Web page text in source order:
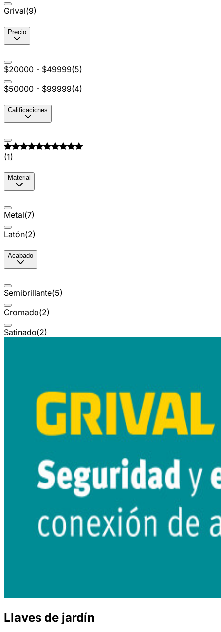
Grival(9)
Precio
$20000 - $49999(5)
$50000 - $99999(4)
Calificaciones
(1)
Material
Metal(7)
Latón(2)
Acabado
Semibrillante(5)
Cromado(2)
Satinado(2)
Llaves de jardín